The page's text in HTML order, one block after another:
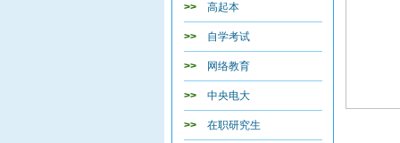
>> 高起本
>> 自学考试
>> 网络教育
>> 中央电大
>> 在职研究生